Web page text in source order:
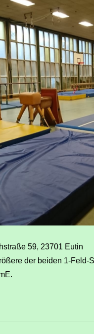
59, 23701 Eutin
der beiden 1-Feld-